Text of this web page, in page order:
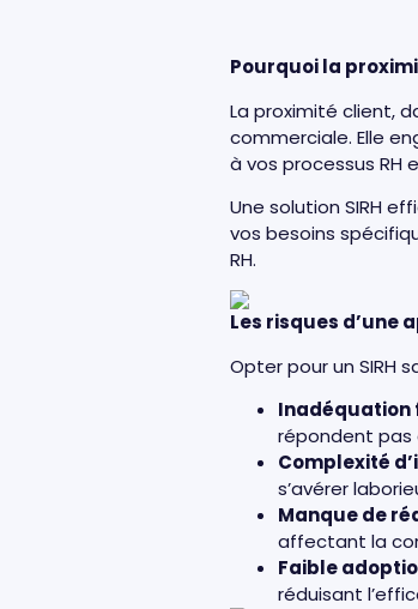
Pourquoi la
La proximité client,
commerciale. Elle
à vos processus RH
Une solution SIRH
vos besoins
RH.
Les risques d’une
Opter pour un SIRH
Inadéquation
répondent pas
Complexité
s’avérer
Manque de
affectant la
Faible
réduisant